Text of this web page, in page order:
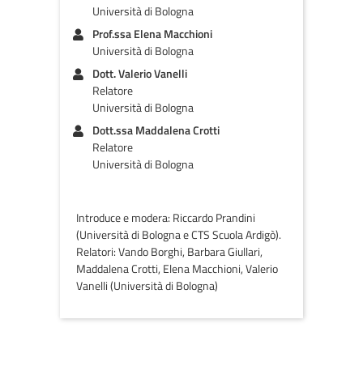
Università di Bologna
Prof.ssa Elena Macchioni
Università di Bologna
Dott. Valerio Vanelli
Relatore
Università di Bologna
Dott.ssa Maddalena Crotti
Relatore
Università di Bologna
Introduce e modera: Riccardo Prandini
(Università di Bologna e CTS Scuola Ardigò).
Relatori: Vando Borghi, Barbara Giullari,
Maddalena Crotti, Elena Macchioni, Valerio
Vanelli (Università di Bologna)